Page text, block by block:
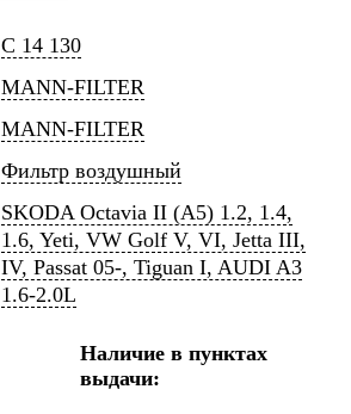
C 14 130
MANN-FILTER
MANN-FILTER
Фильтр воздушный
SKODA Octavia II (A5) 1.2, 1.4,
1.6, Yeti, VW Golf V, VI, Jetta III,
IV, Passat 05-, Tiguan I, AUDI A3
1.6-2.0L
Наличие в пунктах
выдачи: